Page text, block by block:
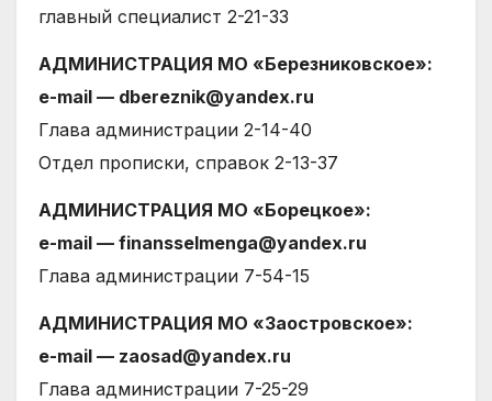
главный специалист 2-21-33
АДМИНИСТРАЦИЯ МО «Березниковское»:
е-mail — dbereznik@yandex.ru
Глава администрации 2-14-40
Отдел прописки, справок 2-13-37
АДМИНИСТРАЦИЯ МО «Борецкое»:
е-mail — finansselmenga@yandex.ru
Глава администрации 7-54-15
АДМИНИСТРАЦИЯ МО «Заостровское»:
е-mail — zaosad@yandex.ru
Глава администрации 7-25-29